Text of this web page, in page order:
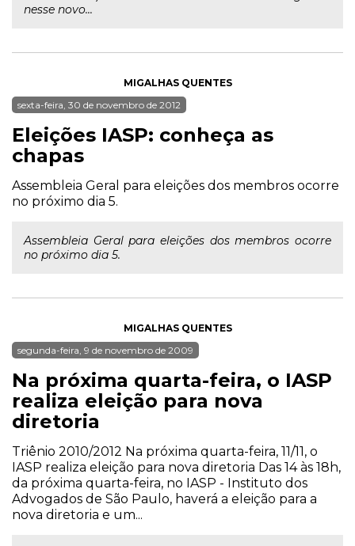
nesse novo...
MIGALHAS QUENTES
sexta-feira, 30 de novembro de 2012
Eleições IASP: conheça as
chapas
Assembleia Geral para eleições dos membros ocorre
no próximo dia 5.
Assembleia Geral para eleições dos membros ocorre
no próximo dia 5.
MIGALHAS QUENTES
segunda-feira, 9 de novembro de 2009
Na próxima quarta-feira, o IASP
realiza eleição para nova
diretoria
Triênio 2010/2012 Na próxima quarta-feira, 11/11, o
IASP realiza eleição para nova diretoria Das 14 às 18h,
da próxima quarta-feira, no IASP - Instituto dos
Advogados de São Paulo, haverá a eleição para a
nova diretoria e um...